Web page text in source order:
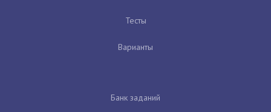
Тесты
Варианты
Банк заданий